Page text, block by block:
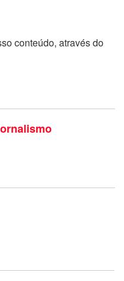
conteúdo, através do